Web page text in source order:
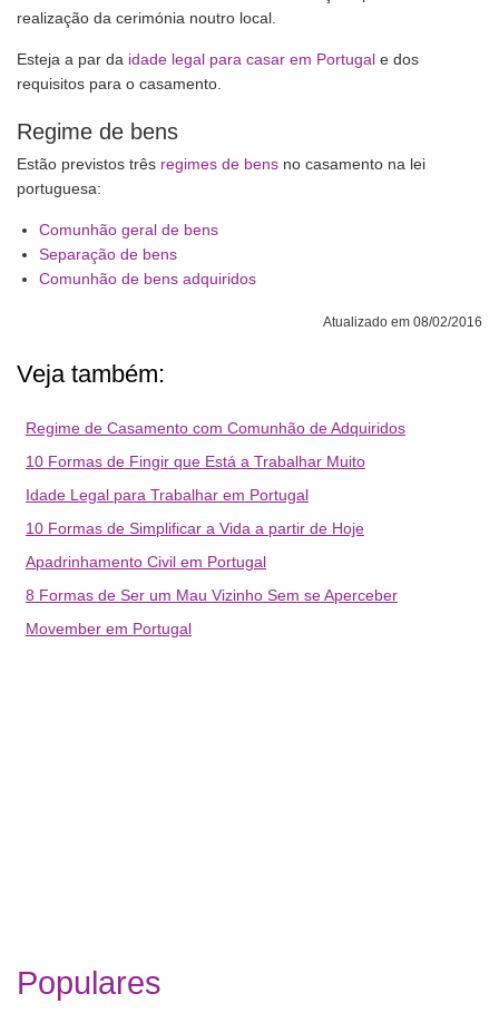
realização da cerimónia noutro local.
Esteja a par da idade legal para casar em Portugal e dos
requisitos para o casamento.
Regime de bens
Estão previstos três regimes de bens no casamento na lei
portuguesa:
Comunhão geral de bens
Separação de bens
Comunhão de bens adquiridos
Atualizado em 08/02/2016
Veja também:
Regime de Casamento com Comunhão de Adquiridos
10 Formas de Fingir que Está a Trabalhar Muito
Idade Legal para Trabalhar em Portugal
10 Formas de Simplificar a Vida a partir de Hoje
Apadrinhamento Civil em Portugal
8 Formas de Ser um Mau Vizinho Sem se Aperceber
Movember em Portugal
Populares